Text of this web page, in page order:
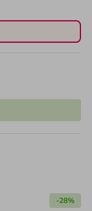
-28%